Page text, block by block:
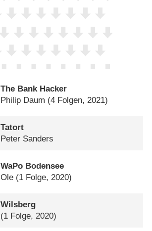
The Bank Hacker
Philip Daum (4 Folgen, 2021)
Tatort
Peter Sanders
WaPo Bodensee
Ole (1 Folge, 2020)
Wilsberg
(1 Folge, 2020)